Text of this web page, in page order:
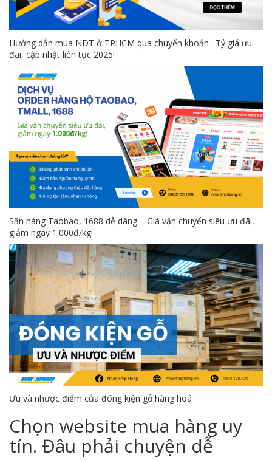
Hướng dẫn mua NDT ở TPHCM qua chuyển khoản : Tỷ giá ưu
đãi, cập nhật liên tục 2025!
Săn hàng Taobao, 1688 dễ dàng – Giá vận chuyển siêu ưu đãi,
giảm ngay 1.000đ/kg!
Ưu và nhược điểm của đóng kiện gỗ hàng hoá
Chọn website mua hàng uy
tín. Đâu phải chuyện dễ